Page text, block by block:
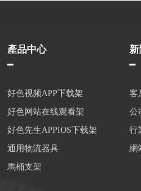
產品中心
好色视频APP下载架
好色网站在线观看架
好色先生APPIOS下载架
通用物流器具
馬桶支架
新
客
公
行
網